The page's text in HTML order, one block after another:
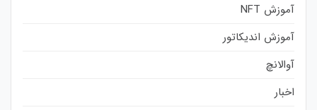
آموزش NFT
آموزش اندیکاتور
آوالانچ
اخبار